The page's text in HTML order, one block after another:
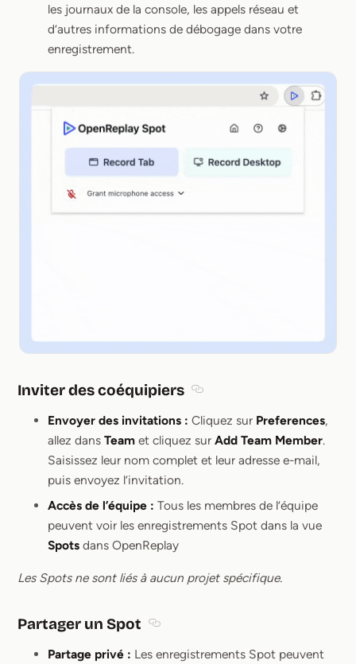
les journaux de la console, les appels réseau et
d’autres informations de débogage dans votre
enregistrement.
Inviter des coéquipiers
Envoyer des invitations : Cliquez sur Preferences,
allez dans Team et cliquez sur Add Team Member.
Saisissez leur nom complet et leur adresse e-mail,
puis envoyez l’invitation.
Accès de l’équipe : Tous les membres de l’équipe
peuvent voir les enregistrements Spot dans la vue
Spots dans OpenReplay
Les Spots ne sont liés à aucun projet spécifique.
Partager un Spot
Partage privé : Les enregistrements Spot peuvent